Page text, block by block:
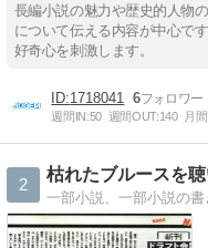
長編小説の魅力や歴史的人物
について伝える内容が中心で
好奇心を刺激します。
1718041 6
週間IN:50 週間OUT:140 月
2
枯れたブルースを